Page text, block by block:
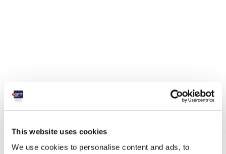
This website uses cookies
We use cookies to personalise content and ads, to